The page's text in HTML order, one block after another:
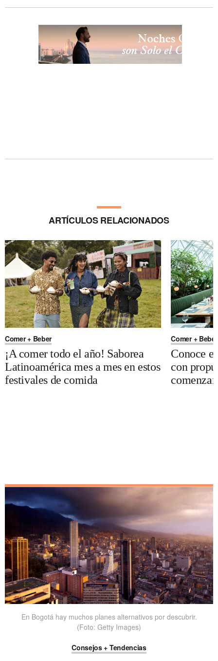
ARTÍCULOS RELACIONADOS
Comer + Beber
¡A comer todo el año! Saborea
Latinoamérica mes a mes en estos
festivales de comida
Comer + Beber
Conoce
con
En Bogotá hay muchos planes alternativos por descubrir.
(Foto: Getty Images)
Consejos + Tendencias